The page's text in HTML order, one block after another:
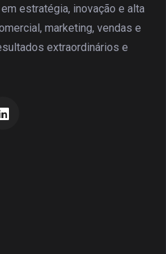
estratégia, inovação e alta
marketing, vendas e
extraordinários e